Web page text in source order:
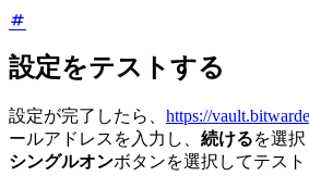
設定をテストする
設定が完了したら、 https://
ールアドレスを入力し、 続けるを選択
シングルオンボタンを選択してテスト